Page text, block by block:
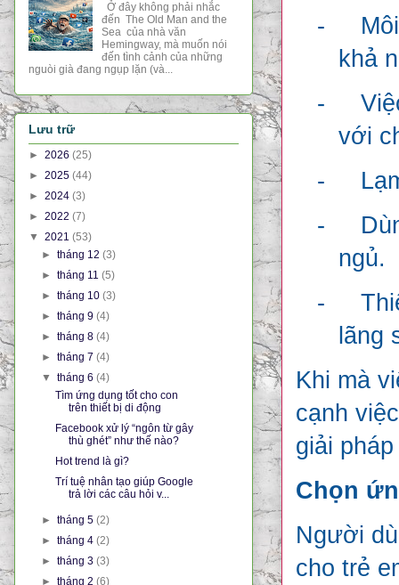
-
khả
-
với
-
-
ngủ.
-
lãng
Khi mà
cạnh
giải
Chọn
Người
cho trẻ
Ở đây không phải nhắc
đến The Old Man and the
Sea của nhà văn
Hemingway, mà muốn nói
đến tình cảnh của những
nguòi già đang ngụp lặn (và...
Lưu trữ
► 2026 (25)
► 2025 (44)
► 2024 (3)
► 2022 (7)
▼ 2021 (53)
►tháng 12(3)
►tháng 11(5)
►tháng 10(3)
►tháng 9(4)
►tháng 8(4)
►tháng 7(4)
▼tháng 6(4)
Tìm ứng dụng tốt cho con
trên thiết bị di động
Facebook xử lý “ngôn từ gây
thù ghét” như thế nào?
Hot trend là gì?
Trí tuệ nhân tạo giúp Google
trả lời các câu hỏi v...
►tháng 5(2)
►tháng 4(2)
►tháng 3(3)
►tháng 2(6)